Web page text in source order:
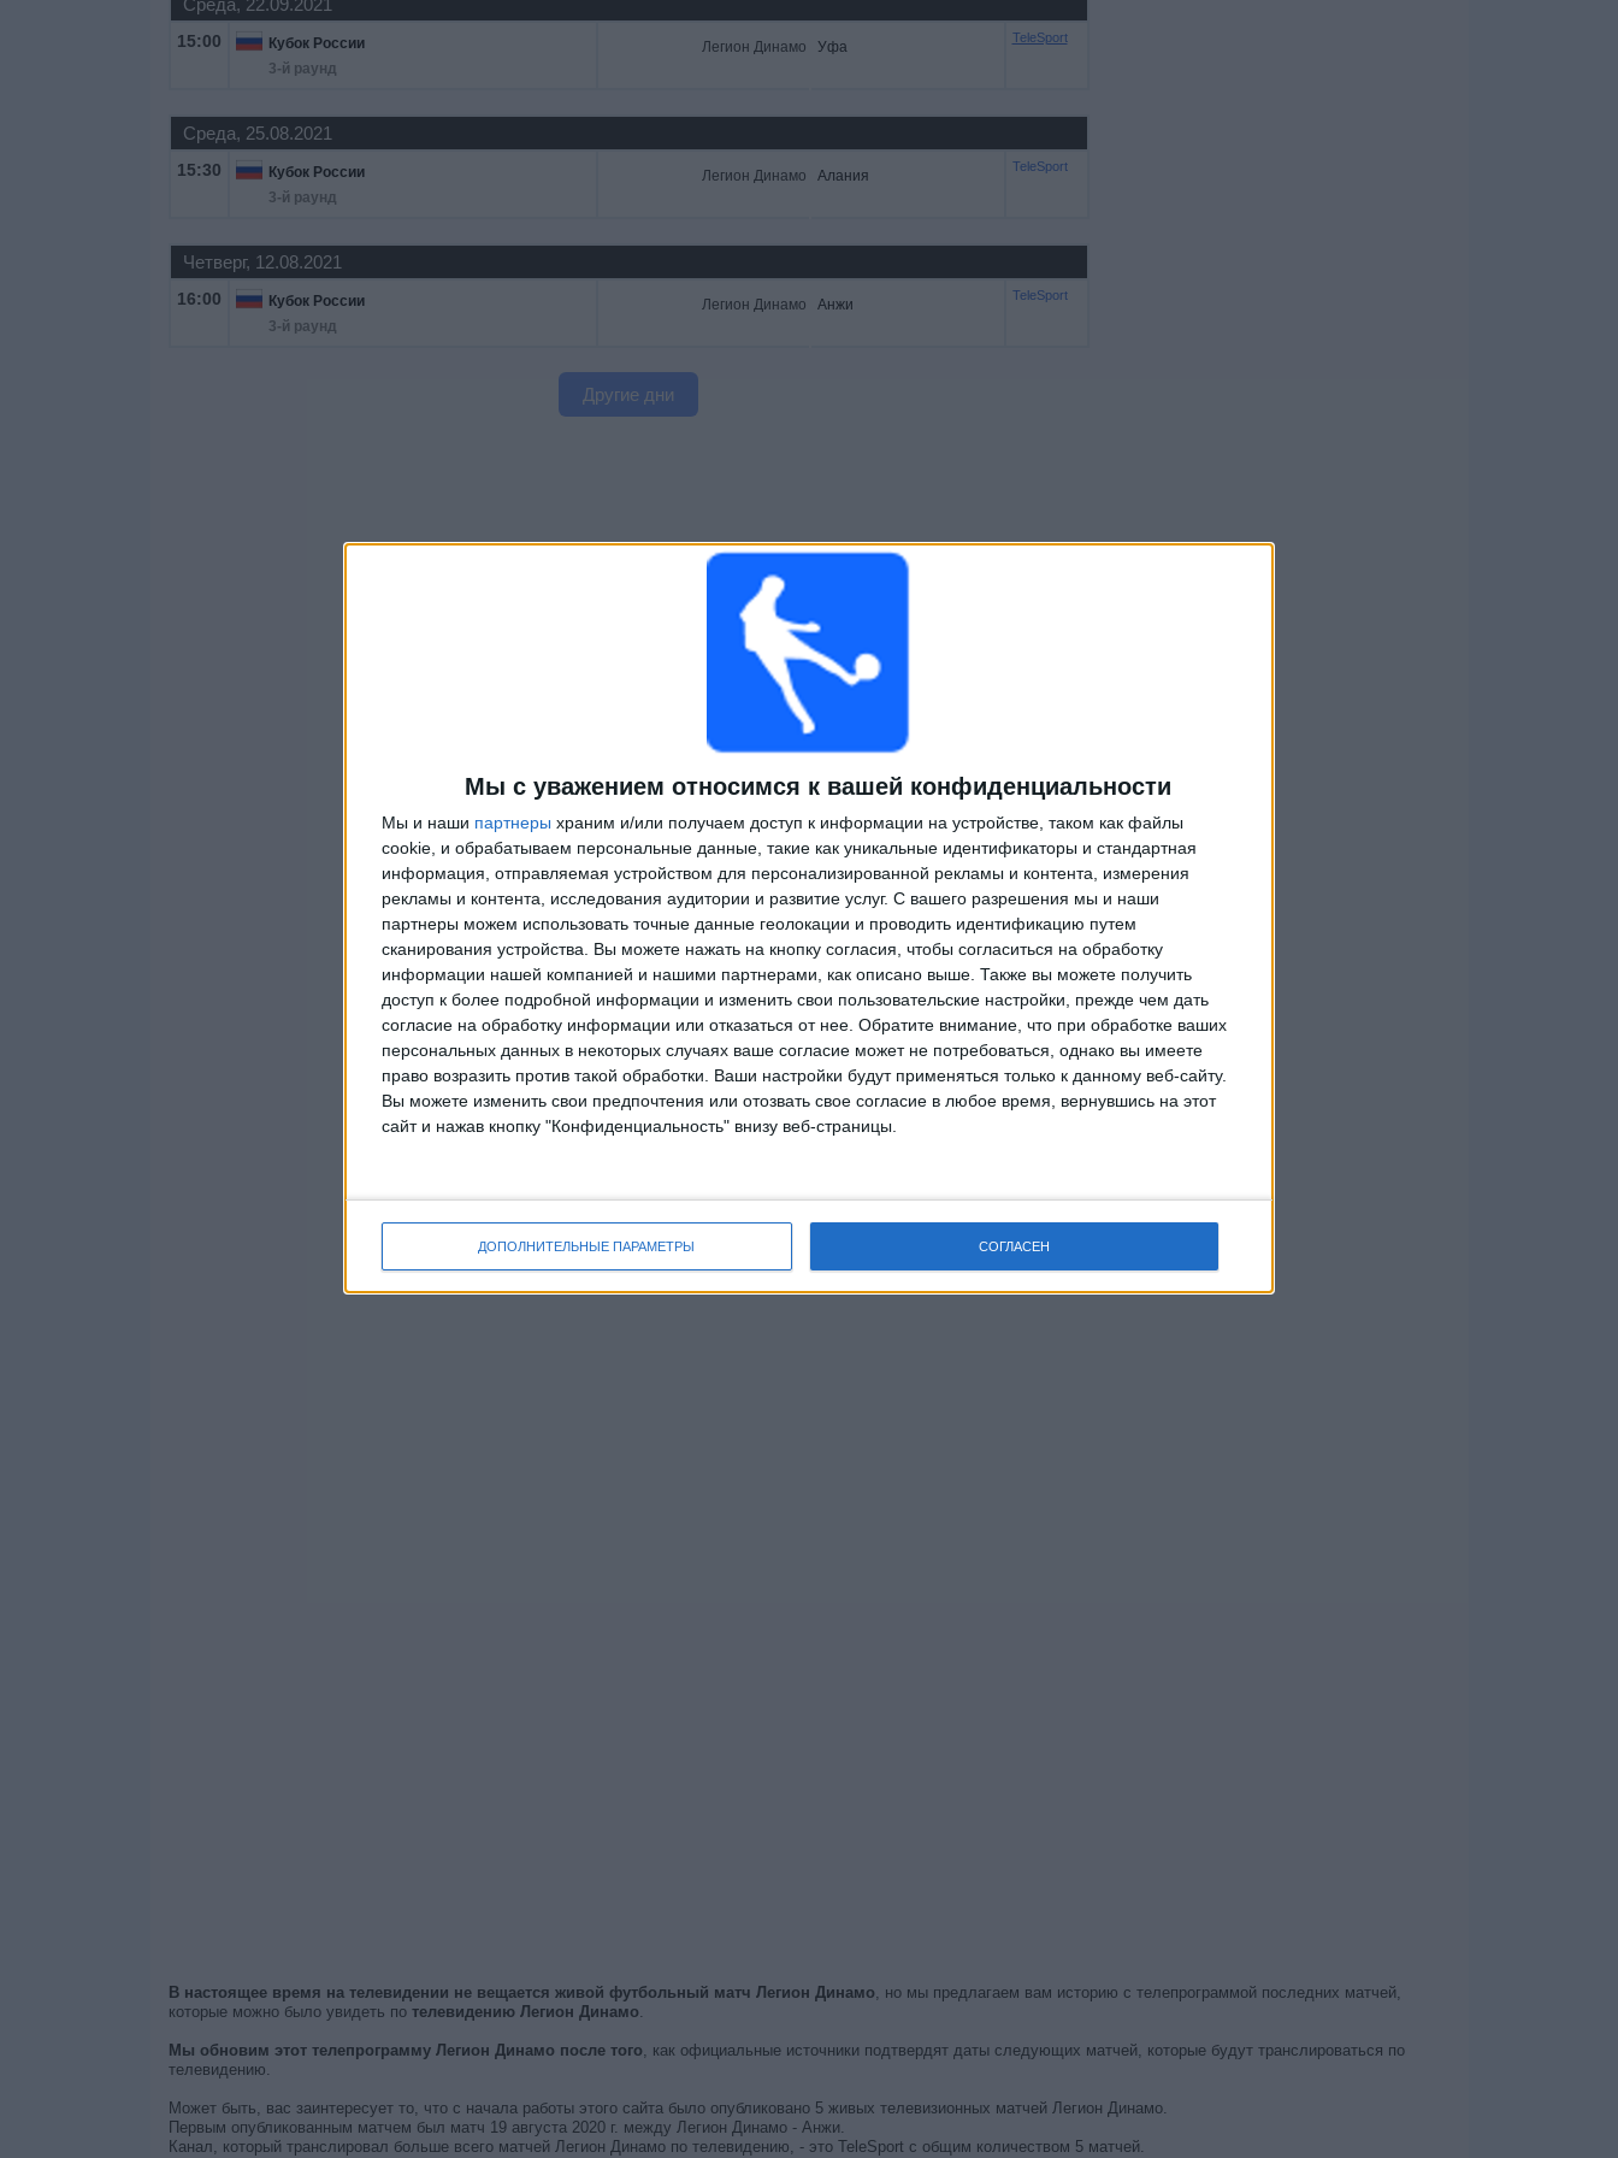
Мы с уважением относимся к вашей конфиденциальности
Мы и наши партнеры храним и/или получаем доступ к информации на устройстве, таком как файлы
cookie, и обрабатываем персональные данные, такие как уникальные идентификаторы и стандартная
информация, отправляемая устройством для персонализированной рекламы и контента, измерения
рекламы и контента, исследования аудитории и развитие услуг. С вашего разрешения мы и наши
партнеры можем использовать точные данные геолокации и проводить идентификацию путем
сканирования устройства. Вы можете нажать на кнопку согласия, чтобы согласиться на обработку
информации нашей компанией и нашими партнерами, как описано выше. Также вы можете получить
доступ к более подробной информации и изменить свои пользовательские настройки, прежде чем дать
согласие на обработку информации или отказаться от нее. Обратите внимание, что при обработке ваших
персональных данных в некоторых случаях ваше согласие может не потребоваться, однако вы имеете
право возразить против такой обработки. Ваши настройки будут применяться только к данному веб-сайту.
Вы можете изменить свои предпочтения или отозвать свое согласие в любое время, вернувшись на этот
сайт и нажав кнопку "Конфиденциальность" внизу веб-страницы.
ДОПОЛНИТЕЛЬНЫЕ ПАРАМЕТРЫ СОГЛАСЕН
Среда, 22.09.2021
15:00
Кубок России
3-й раунд
Легион Динамо Уфа
TeleSport
Среда, 25.08.2021
15:30
Кубок России
3-й раунд
Легион Динамо Алания
TeleSport
Четверг, 12.08.2021
16:00
Кубок России
3-й раунд
Легион Динамо Анжи
TeleSport
Другие дни
В настоящее время на телевидении не вещается живой футбольный матч Легион Динамо, но мы предлагаем вам историю с телепрограммой последних матчей,
которые можно было увидеть по телевидению Легион Динамо.
Мы обновим этот телепрограмму Легион Динамо после того, как официальные источники подтвердят даты следующих матчей, которые будут транслироваться по
телевидению.
Может быть, вас заинтересует то, что с начала работы этого сайта было опубликовано 5 живых телевизионных матчей Легион Динамо.
Первым опубликованным матчем был матч 19 августа 2020 г. между Легион Динамо - Анжи.
Канал, который транслировал больше всего матчей Легион Динамо по телевидению, - это TeleSport с общим количеством 5 матчей.